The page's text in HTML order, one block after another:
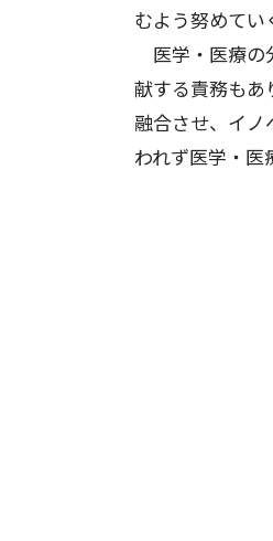
むよう努めてい
医学・医療の
献する責務もあ
融合させ、イ
われず医学・医